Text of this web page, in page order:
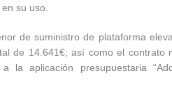
su uso.
de suministro de plataforma
de 14.641€; así como el contrato
aplicación presupuestaria